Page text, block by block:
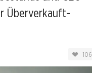
Überverkauft-
106